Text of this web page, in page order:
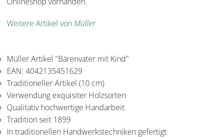
Weitere Artikel vonMüller
Müller Artikel "Bärenvater mit Kind"
EAN: 4042135451629
Traditioneller Artikel (10 cm)
Verwendung exquisiter Holzsorten
Qualitativ hochwertige Handarbeit
Tradition seit 1899
In traditionellen Handwerkstechniken gefertigt